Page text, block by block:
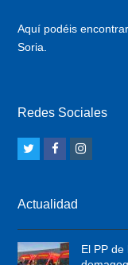
Aquí podéis
Soria.
Redes Sociales
t
t
e
F
e
b
o
a
g
Actualidad
El PP